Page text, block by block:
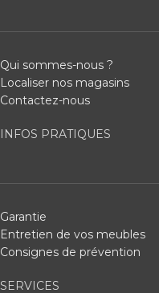
Qui sommes-nous ?
Localiser nos magasins
Contactez-nous
INFOS PRATIQUES
Garantie
Entretien de vos meubles
Consignes de prévention
SERVICES